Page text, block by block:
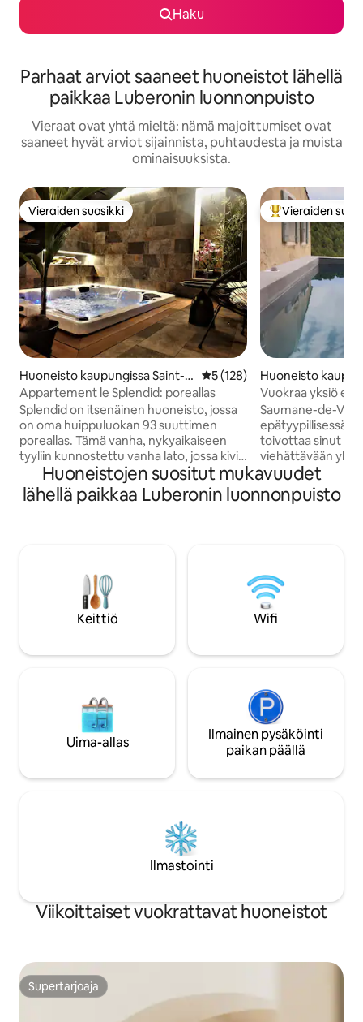
Haku
Parhaat arviot saaneet huoneistot lähellä
paikkaa Luberonin luonnonpuisto
Vieraat ovat yhtä mieltä: nämä majoittumiset ovat
saaneet hyvät arviot sijainnista, puhtaudesta ja muista
ominaisuuksista.
Vieraiden suosikki
Vieraiden suosikki
Huoneisto kaupungissa Saint-É
tienne-des-Sorts
Keskimääräinen arvio 5/5,
5 (128)
Appartement le Splendid: poreallas
Splendid on itsenäinen huoneisto, jossa
on oma huippuluokan 93 suuttimen
poreallas. Tämä vanha, nykyaikaiseen
tyyliin kunnostettu vanha lato, jossa kivi
ja design yhdistyvät, tarjoaa sinulle
tyylikkyyttä ja mukavuutta.
Ihanteellisesti sijaitsee Saint Etienne des
vesiputouksista, 20 km:n päässä
Ardèchen rotkosta ja keskiaikaisesta
Aiguezen kylästä, 45 km:n päässä Vallon
Pont d'Arcista, 30 km:n päässä
Vieraiden
Vieraiden
Huoneisto
mane-de-
Vuokraa yksiö
Saumane-de-
epätyypillisessä
toivottaa sinut
viehättävään
ja näkymä
Käytettävissä on
on grilliritilä.
paikkoja ja
Kahden askeleen
markkinoista ja
Huoneistojen suositut mukavuudet
lähellä paikkaa Luberonin luonnonpuisto
Keittiö Wifi
Uima-allas
Ilmainen pysäköinti
paikan päällä
Ilmastointi
Viikoittaiset vuokrattavat huoneistot
Supertarjoaja
Supertarjoaja